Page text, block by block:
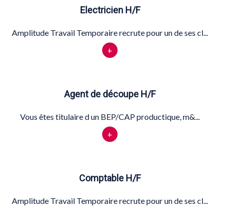
Electricien H/F
Amplitude Travail Temporaire recrute pour un de ses cl...
+
Agent de découpe H/F
Vous êtes titulaire d un BEP/CAP productique, m&...
+
Comptable H/F
Amplitude Travail Temporaire recrute pour un de ses cl...